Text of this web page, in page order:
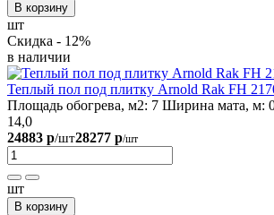
В корзину
шт
Скидка - 12%
в наличии
Теплый пол под плитку Arnold Rak FH
Площадь обогрева, м2: 7 Ширина мата, м:
14,0
24883 р/шт28277 р/шт
шт
В корзину